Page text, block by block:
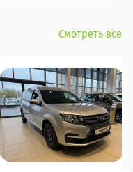
Смотреть все